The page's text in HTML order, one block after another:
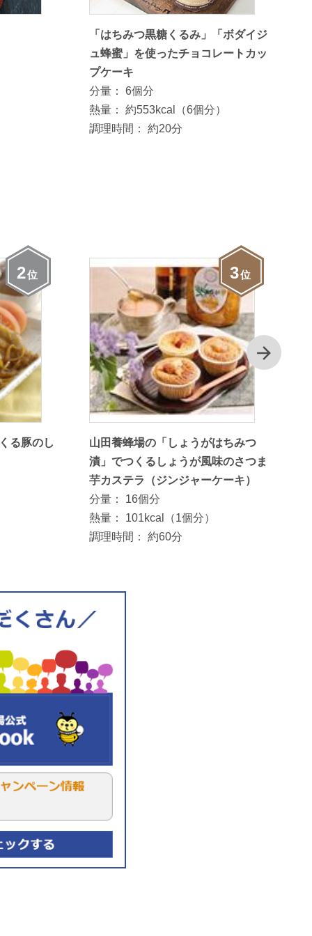
「はちみつ黒糖くるみ」「ボダイジ
ュ蜂蜜」を使ったチョコレートカッ
プケーキ
分量：
6個分
熱量：
約553kcal（6個分）
調理時間：
約20分
2位
る豚のし
3位
山田養蜂場の「しょうがはちみつ
漬」でつくるしょうが風味のさつま
芋カステラ（ジンジャーケーキ）
分量：
16個分
熱量：
101kcal（1個分）
調理時間：
約60分
次